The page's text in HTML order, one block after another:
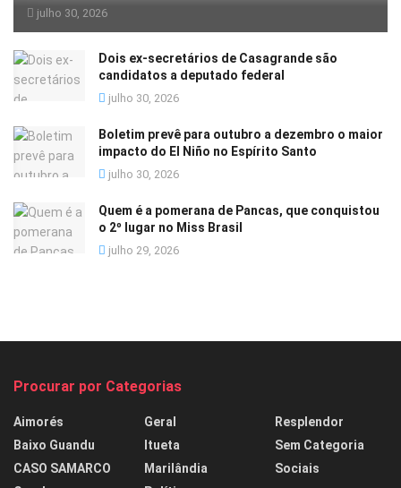
julho 30, 2026
Dois ex-secretários de Casagrande são
candidatos a deputado federal
julho 30, 2026
Boletim prevê para outubro a dezembro o maior
impacto do El Niño no Espírito Santo
julho 30, 2026
Quem é a pomerana de Pancas, que conquistou
o 2º lugar no Miss Brasil
julho 29, 2026
Procurar por Categorias
Aimorés
Baixo Guandu
CASO SAMARCO
Geral
Itueta
Marilândia
Resplendor
Sem Categoria
Sociais